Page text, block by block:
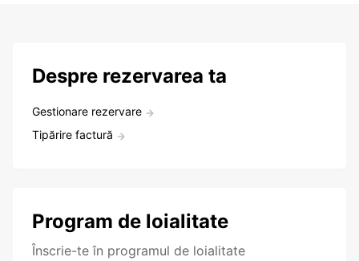
Despre rezervarea ta
Gestionare rezervare
Tipărire factură
Program de loialitate
Înscrie-te în programul de loialitate